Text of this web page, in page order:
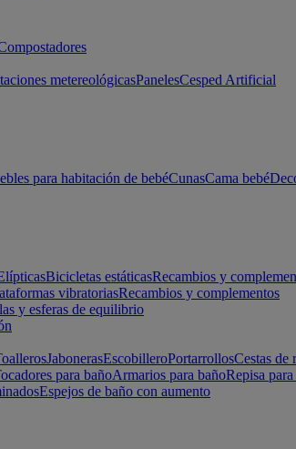
metereológicasPanelesCesped Artificial
para habitación de bebéCunasCama bebé
Bicicletas estáticasRecambios y
vibratoriasRecambios y complementos
y esferas de equilibrio
JabonerasEscobilleroPortarrollosCestas de
para bañoArmarios para bañoRepisa
Espejos de baño con aumento